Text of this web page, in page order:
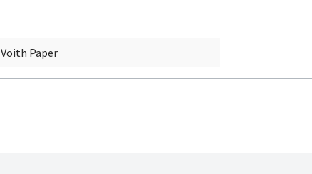
Voith Paper